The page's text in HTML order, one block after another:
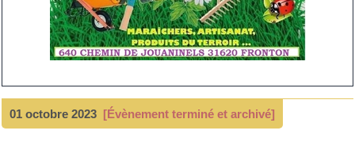
01 octobre 2023 [Évènement terminé et archivé]